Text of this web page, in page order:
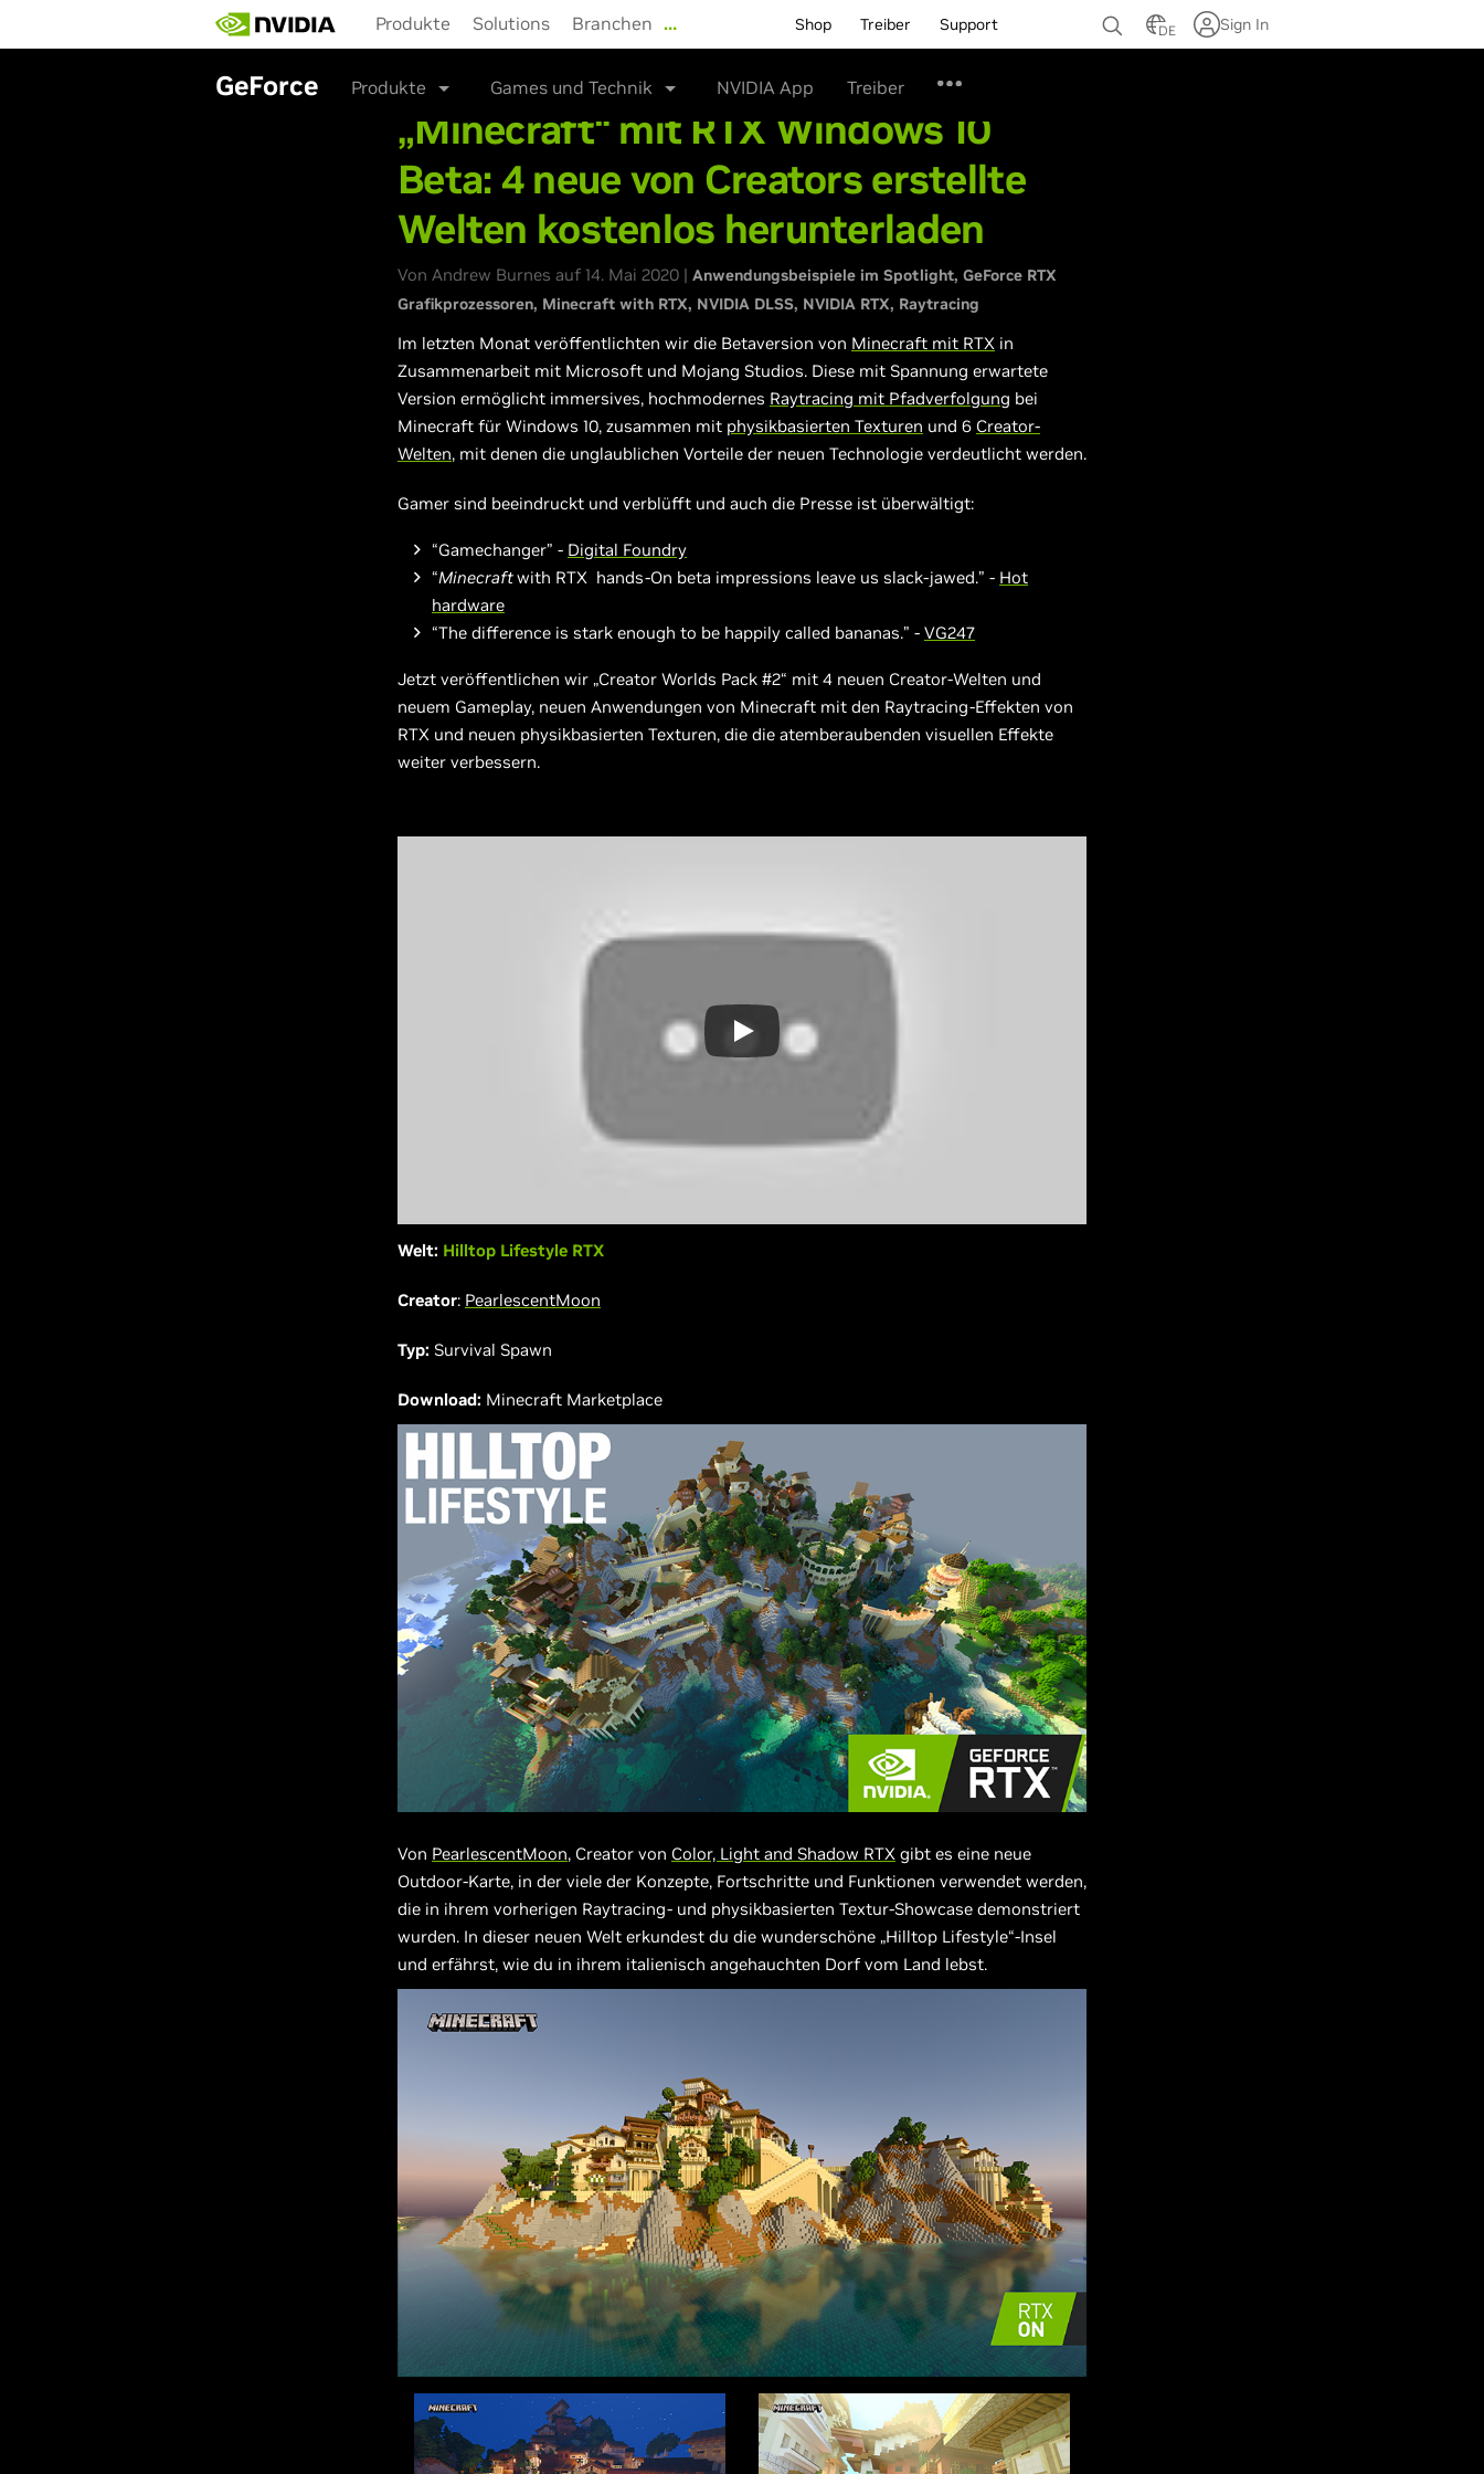
main
Produkte Solutions Branchen … Shop Treiber Support DE Sign In
GeForce Produkte Games und Technik NVIDIA App Treiber
„Minecraft“ mit RTX Windows 10
Beta: 4 neue von Creators erstellte
Welten kostenlos herunterladen
Von Andrew Burnes auf 14. Mai 2020 | Anwendungsbeispiele im Spotlight GeForce RTX
Grafikprozessoren Minecraft with RTX NVIDIA DLSS NVIDIA RTX Raytracing
Im letzten Monat veröffentlichten wir die Betaversion von Minecraft mit RTX in
Zusammenarbeit mit Microsoft und Mojang Studios. Diese mit Spannung erwartete
Version ermöglicht immersives, hochmodernes Raytracing mit Pfadverfolgung bei
Minecraft für Windows 10, zusammen mit physikbasierten Texturen und 6 Creator-
Welten, mit denen die unglaublichen Vorteile der neuen Technologie verdeutlicht werden.
Gamer sind beeindruckt und verblüfft und auch die Presse ist überwältigt:
“Gamechanger” - Digital Foundry
“Minecraftwith RTX hands-On beta impressions leave us slack-jawed.” - Hot
hardware
“The difference is stark enough to be happily called bananas.” - VG247
Jetzt veröffentlichen wir „Creator Worlds Pack #2“ mit 4 neuen Creator-Welten und
neuem Gameplay, neuen Anwendungen von Minecraft mit den Raytracing-Effekten von
RTX und neuen physikbasierten Texturen, die die atemberaubenden visuellen Effekte
weiter verbessern.
Welt: Hilltop Lifestyle RTX
Creator: PearlescentMoon
Typ: Survival Spawn
Download: Minecraft Marketplace
Von PearlescentMoon, Creator von Color, Light and Shadow RTX gibt es eine neue
Outdoor-Karte, in der viele der Konzepte, Fortschritte und Funktionen verwendet werden,
die in ihrem vorherigen Raytracing- und physikbasierten Textur-Showcase demonstriert
wurden. In dieser neuen Welt erkundest du die wunderschöne „Hilltop Lifestyle“-Insel
und erfährst, wie du in ihrem italienisch angehauchten Dorf vom Land lebst.